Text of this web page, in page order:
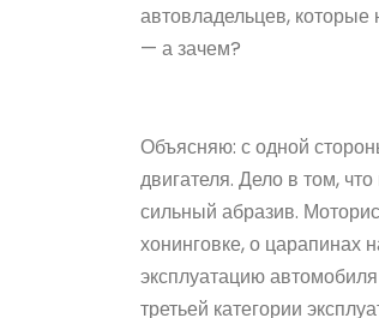
автовладельцев,
— а зачем?
Объясняю: с одной
двигателя. Дело в том,
сильный абразив.
хонинговке, о царапинах
эксплуатацию
третьей категории